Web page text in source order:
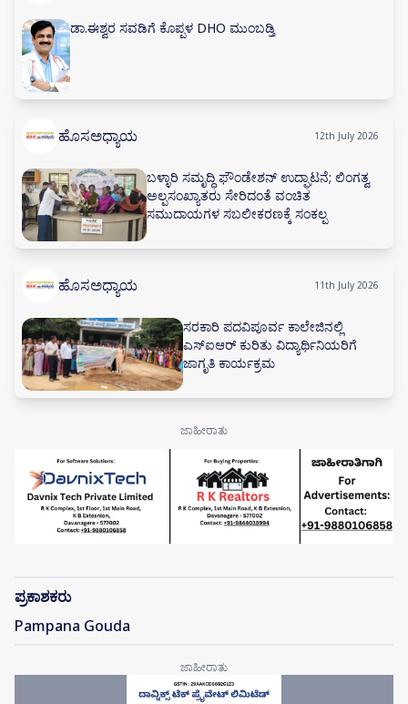
ಡಾ.ಈಶ್ವರ ಸವಡಿಗೆ ಕೊಪ್ಪಳ DHO ಮುಂಬಡ್ತಿ
ಹೊಸಅಧ್ಯಾಯ 12th July 2026
ಬಳ್ಳಾರಿ ಸಮೃದ್ಧಿ ಫೌಂಡೇಶನ್ ಉದ್ಘಾಟನೆ; ಲಿಂಗತ್ವ
ಅಲ್ಪಸಂಖ್ಯಾತರು ಸೇರಿದಂತೆ ವಂಚಿತ
ಸಮುದಾಯಗಳ ಸಬಲೀಕರಣಕ್ಕೆ ಸಂಕಲ್ಪ
ಹೊಸಅಧ್ಯಾಯ 11th July 2026
ಸರಕಾರಿ ಪದವಿಪೂರ್ವ ಕಾಲೇಜಿನಲ್ಲಿ
ಎಸ್‌ಐಆರ್ ಕುರಿತು ವಿದ್ಯಾರ್ಥಿನಿಯರಿಗೆ
ಜಾಗೃತಿ ಕಾರ್ಯಕ್ರಮ
ಪ್ರಕಾಶಕರು
Pampana Gouda